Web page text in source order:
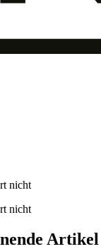
nicht
nicht
Artikel